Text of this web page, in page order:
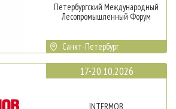
Петербургский Международный
Лесопромышленный Форум
Санкт-Петербург
17-20.10.2026
INTERMOB